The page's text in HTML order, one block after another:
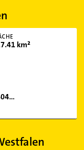
km²
40213, 40212, 40547, 40489, 40477, 40468, 40597, 40227, 40470, 40219, 40237, 40599, 40231, 40593, 40627, 40233, 40210, 40474, 40589, 40479, 40549, 40221, 40625, 40591, 40215, 40545, 40472, 40223, 40229, 40629, 40235, 40239, 40595, 40211, 40225, 40217, 40476, 40416, 40434, 40481, 40513, 40551, 406